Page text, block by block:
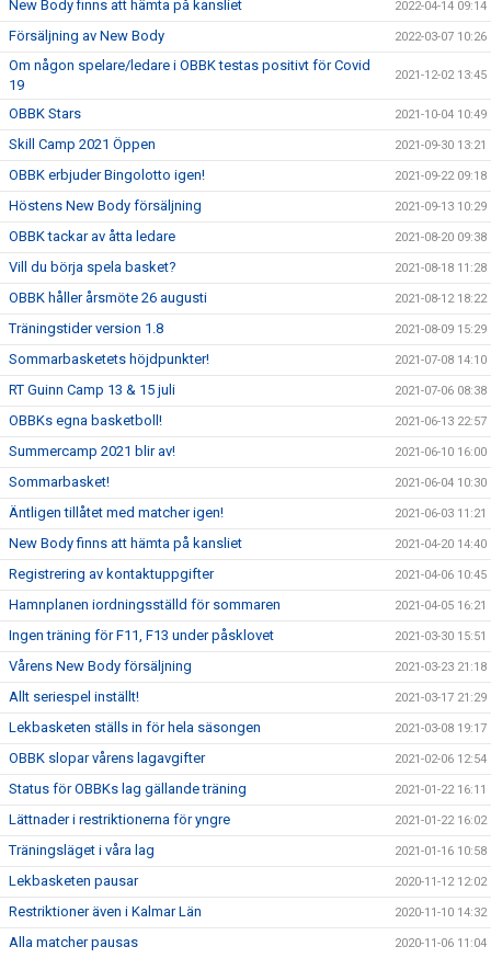
New Body finns att hämta på kansliet 2022-04-14 09:14
Försäljning av New Body 2022-03-07 10:26
Om någon spelare/ledare i OBBK testas positivt för Covid
19
2021-12-02 13:45
OBBK Stars 2021-10-04 10:49
Skill Camp 2021 Öppen 2021-09-30 13:21
OBBK erbjuder Bingolotto igen! 2021-09-22 09:18
Höstens New Body försäljning 2021-09-13 10:29
OBBK tackar av åtta ledare 2021-08-20 09:38
Vill du börja spela basket? 2021-08-18 11:28
OBBK håller årsmöte 26 augusti 2021-08-12 18:22
Träningstider version 1.8 2021-08-09 15:29
Sommarbasketets höjdpunkter! 2021-07-08 14:10
RT Guinn Camp 13 & 15 juli 2021-07-06 08:38
OBBKs egna basketboll! 2021-06-13 22:57
Summercamp 2021 blir av! 2021-06-10 16:00
Sommarbasket! 2021-06-04 10:30
Äntligen tillåtet med matcher igen! 2021-06-03 11:21
New Body finns att hämta på kansliet 2021-04-20 14:40
Registrering av kontaktuppgifter 2021-04-06 10:45
Hamnplanen iordningsställd för sommaren 2021-04-05 16:21
Ingen träning för F11, F13 under påsklovet 2021-03-30 15:51
Vårens New Body försäljning 2021-03-23 21:18
Allt seriespel inställt! 2021-03-17 21:29
Lekbasketen ställs in för hela säsongen 2021-03-08 19:17
OBBK slopar vårens lagavgifter 2021-02-06 12:54
Status för OBBKs lag gällande träning 2021-01-22 16:11
Lättnader i restriktionerna för yngre 2021-01-22 16:02
Träningsläget i våra lag 2021-01-16 10:58
Lekbasketen pausar 2020-11-12 12:02
Restriktioner även i Kalmar Län 2020-11-10 14:32
Alla matcher pausas 2020-11-06 11:04